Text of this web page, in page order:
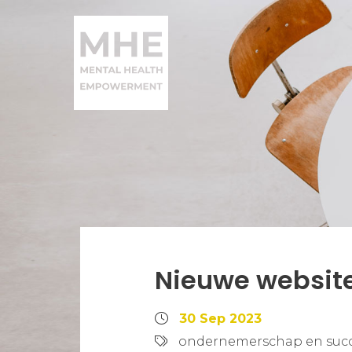
Nieuwe
30 Sep 2023
ondernemerschap en